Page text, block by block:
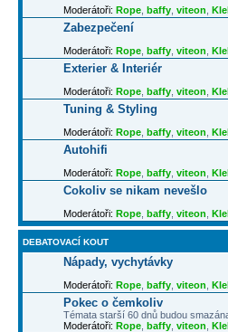
Moderátoři: Rope baffy viteon
Zabezpečení
Moderátoři: Rope baffy viteon
Exterier & Interiér
Moderátoři: Rope baffy viteon
Tuning & Styling
Moderátoři: Rope baffy viteon
Autohifi
Moderátoři: Rope baffy viteon
Cokoliv se nikam nevešlo
Moderátoři: Rope baffy viteon
DEBATOVACÍ KOUT
Nápady, vychytávky
Moderátoři: Rope baffy viteon
Pokec o čemkoliv
Témata starší 60 dnů budou
Moderátoři: Rope baffy viteon